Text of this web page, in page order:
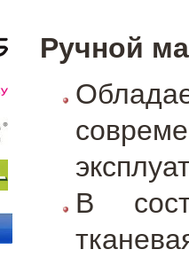
Ручной
В